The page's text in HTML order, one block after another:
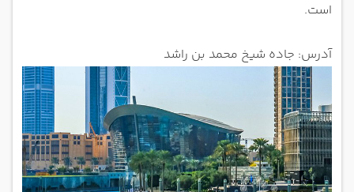
است.
آدرس: جاده شیخ محمد بن راشد